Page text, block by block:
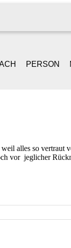
PERSON
alles so vertraut
vor jeglicher